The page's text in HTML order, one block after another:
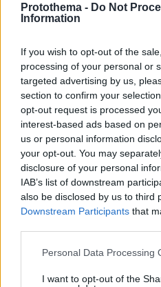
Protothema - Do Not
Information
If you wish to opt-out of the
processing of your personal or
targeted advertising by us,
section to confirm your
opt-out request is processed
interest-based ads based on
us or personal information
your opt-out. You may
disclosure of your personal
IAB’s list of downstream
also be disclosed by us to third
Downstream Participants that
Please note that this website/
not limited to your visit or
Personal Data Processing
I want to opt-out of the
Χωρίς ναυαγοσώστη